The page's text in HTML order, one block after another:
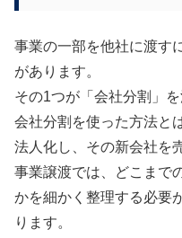
事業の一部を他社に渡す
があります。
その1つが「会社分割」を
会社分割を使った方法と
法人化し、その新会社を
事業譲渡では、どこまで
かを細かく整理する必要
ります。